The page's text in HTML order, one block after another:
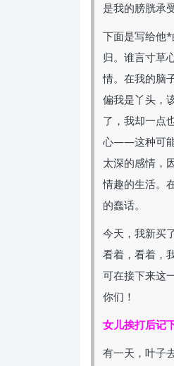
是我的膀胱承
下面是写给他*
归。谁言寸草
情。在我的脑
偏我是丫头，
了，我却一点
心——这种可能
太深的感情，
情趣的生活。
的蠢话。
今天，我新买
看着，看着，
可在接下来这
你们！
女儿挨打后记
有一天，叶子